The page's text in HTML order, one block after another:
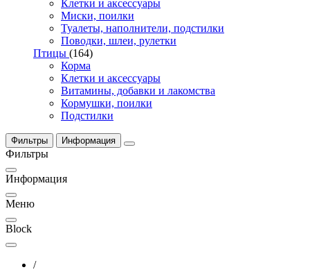
Клетки и аксессуары
Миски, поилки
Туалеты, наполнители, подстилки
Поводки, шлеи, рулетки
Птицы (164)
Корма
Клетки и аксессуары
Витамины, добавки и лакомства
Кормушки, поилки
Подстилки
Фильтры Информация
Фильтры
Информация
Меню
Block
/